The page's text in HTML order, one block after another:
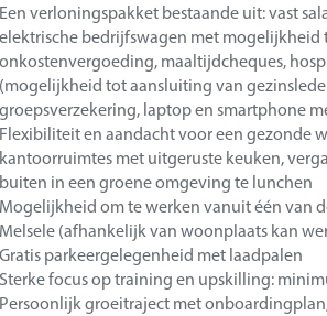
Een verloningspakket bestaande uit: vast
elektrische bedrijfswagen met mogelijkheid
onkostenvergoeding, maaltijdcheques,
(mogelijkheid tot aansluiting van
groepsverzekering, laptop en smartphone
Flexibiliteit en aandacht voor een gezonde
kantoorruimtes met uitgeruste keuken,
buiten in een groene omgeving te lunchen
Mogelijkheid om te werken vanuit één van
Melsele (afhankelijk van woonplaats kan
Gratis parkeergelegenheid met laadpalen
Sterke focus op training en upskilling:
Persoonlijk groeitraject met